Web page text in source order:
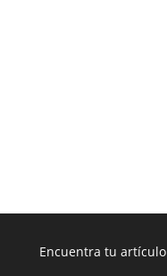
Encuentra tu artículo